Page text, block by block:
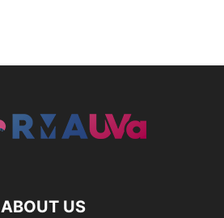
ABOUT US